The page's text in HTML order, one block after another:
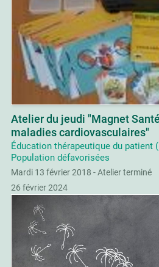
Atelier du jeudi "Magnet
maladies cardiovasculaires"
Éducation thérapeutique du patient
Population défavorisées
Mardi 13 février 2018 - Atelier terminé
26 février 2024